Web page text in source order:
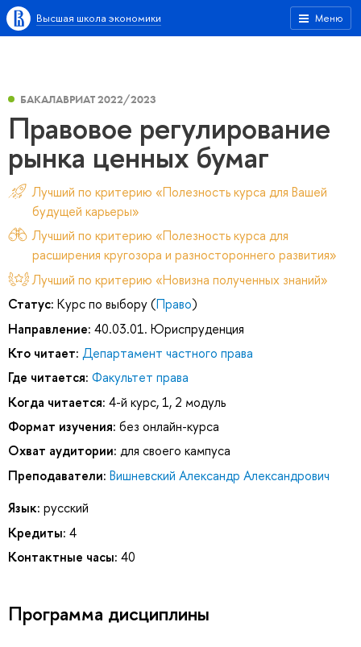
Меню
Высшая школа экономики
БАКАЛАВРИАТ 2022/2023
Правовое регулирование
рынка ценных бумаг
Лучший по критерию «Полезность курса для Вашей
будущей карьеры»
Лучший по критерию «Полезность курса для
расширения кругозора и разностороннего развития»
Лучший по критерию «Новизна полученных знаний»
Статус: Курс по выбору (Право)
Направление: 40.03.01. Юриспруденция
Кто читает: Департамент частного права
Где читается: Факультет права
Когда читается: 4-й курс, 1, 2 модуль
Формат изучения: без онлайн-курса
Охват аудитории: для своего кампуса
Преподаватели: Вишневский Александр Александрович
Язык: русский
Кредиты: 4
Контактные часы: 40
Программа дисциплины